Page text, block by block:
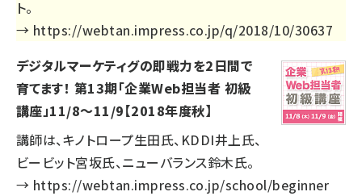
ト。
→ https://webtan.impress.co.jp/q/2018/10/30637
デジタルマーケティグの即戦力を2日間で
育てます！ 第13期「企業Web担当者 初級
講座」11/8～11/9【2018年度秋】
講師は、キノトロープ生田氏、KDDI井上氏、
ビービット宮坂氏、ニューバランス鈴木氏。
→ https://webtan.impress.co.jp/school/beginner